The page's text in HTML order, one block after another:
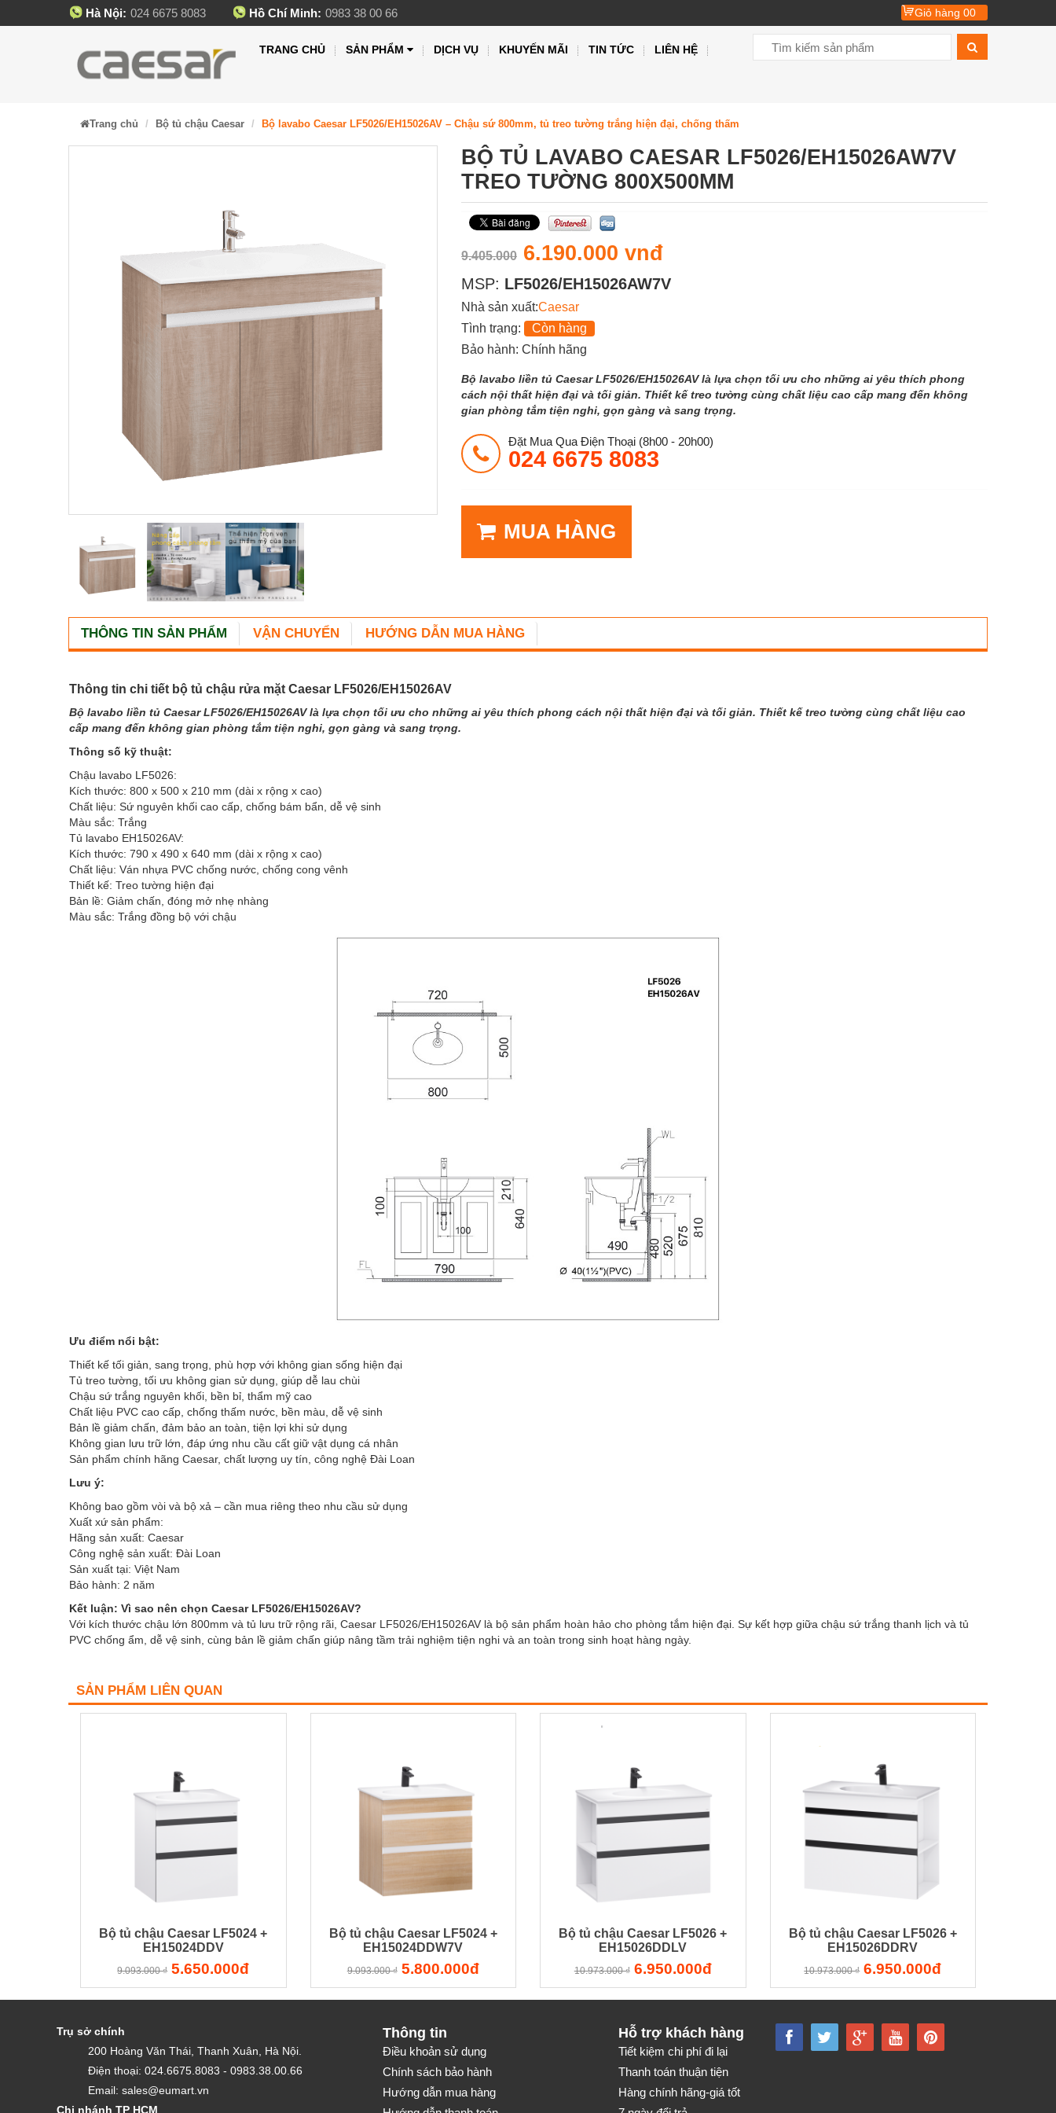
Hà Nội: 024 6675 8083 Hồ Chí Minh: 0983 38 00 66 Giỏ hàng 00
TRANG CHỦ SẢN PHẨM DỊCH VỤ KHUYẾN MÃI TIN TỨC LIÊN HỆ
Trang chủ Bộ tủ chậu Caesar Bộ lavabo Caesar LF5026/EH15026AV – Chậu sứ 800mm, tủ treo tường trắng hiện đại, chống thấm
BỘ TỦ LAVABO CAESAR LF5026/EH15026AW7V
TREO TƯỜNG 800X500MM
9.405.000 6.190.000 vnđ
MSP: LF5026/EH15026AW7V
Nhà sản xuất:Caesar
Tình trạng:
Còn hàng
Bảo hành: Chính hãng
Bộ lavabo liền tủ Caesar LF5026/EH15026AV là lựa chọn tối ưu cho những ai yêu thích phong
cách nội thất hiện đại và tối giản. Thiết kế treo tường cùng chất liệu cao cấp mang đến không
gian phòng tắm tiện nghi, gọn gàng và sang trọng.
Đặt Mua Qua Điện Thoại (8h00 - 20h00)
024 6675 8083
MUA HÀNG
THÔNG TIN SẢN PHẨM VẬN CHUYỂN HƯỚNG DẪN MUA HÀNG
Thông tin chi tiết bộ tủ chậu rửa mặt Caesar LF5026/EH15026AV
Bộ lavabo liền tủ Caesar LF5026/EH15026AV là lựa chọn tối ưu cho những ai yêu thích phong cách nội thất hiện đại và tối giản. Thiết kế treo tường cùng chất liệu cao
cấp mang đến không gian phòng tắm tiện nghi, gọn gàng và sang trọng.
Thông số kỹ thuật:
Chậu lavabo LF5026:
Kích thước: 800 x 500 x 210 mm (dài x rộng x cao)
Chất liệu: Sứ nguyên khối cao cấp, chống bám bẩn, dễ vệ sinh
Màu sắc: Trắng
Tủ lavabo EH15026AV:
Kích thước: 790 x 490 x 640 mm (dài x rộng x cao)
Chất liệu: Ván nhựa PVC chống nước, chống cong vênh
Thiết kế: Treo tường hiện đại
Bản lề: Giảm chấn, đóng mở nhẹ nhàng
Màu sắc: Trắng đồng bộ với chậu
Ưu điểm nổi bật:
Thiết kế tối giản, sang trọng, phù hợp với không gian sống hiện đại
Tủ treo tường, tối ưu không gian sử dụng, giúp dễ lau chùi
Chậu sứ trắng nguyên khối, bền bỉ, thẩm mỹ cao
Chất liệu PVC cao cấp, chống thấm nước, bền màu, dễ vệ sinh
Bản lề giảm chấn, đảm bảo an toàn, tiện lợi khi sử dụng
Không gian lưu trữ lớn, đáp ứng nhu cầu cất giữ vật dụng cá nhân
Sản phẩm chính hãng Caesar, chất lượng uy tín, công nghệ Đài Loan
Lưu ý:
Không bao gồm vòi và bộ xả – cần mua riêng theo nhu cầu sử dụng
Xuất xứ sản phẩm:
Hãng sản xuất: Caesar
Công nghệ sản xuất: Đài Loan
Sản xuất tại: Việt Nam
Bảo hành: 2 năm
Kết luận: Vì sao nên chọn Caesar LF5026/EH15026AV?
Với kích thước chậu lớn 800mm và tủ lưu trữ rộng rãi, Caesar LF5026/EH15026AV là bộ sản phẩm hoàn hảo cho phòng tắm hiện đại. Sự kết hợp giữa chậu sứ trắng thanh lịch và tủ
PVC chống ẩm, dễ vệ sinh, cùng bản lề giảm chấn giúp nâng tầm trải nghiệm tiện nghi và an toàn trong sinh hoạt hàng ngày.
SẢN PHẨM LIÊN QUAN
Bộ tủ chậu Caesar LF5024 +
EH15024DDV
9.093.000 ₫ 5.650.000đ
Bộ tủ chậu Caesar LF5024 +
EH15024DDW7V
9.093.000 ₫ 5.800.000đ
Bộ tủ chậu Caesar LF5026 +
EH15026DDLV
10.973.000 ₫ 6.950.000đ
Bộ tủ chậu Caesar LF5026 +
EH15026DDRV
10.973.000 ₫ 6.950.000đ
Trụ sở chính
200 Hoàng Văn Thái, Thanh Xuân, Hà Nội.
Điện thoại: 024.6675.8083 - 0983.38.00.66
Email: sales@eumart.vn
Chi nhánh TP HCM
Thông tin
Điều khoản sử dụng
Chính sách bảo hành
Hướng dẫn mua hàng
Hỗ trợ khách hàng
Tiết kiệm chi phí đi lại
Thanh toán thuận tiện
Hàng chính hãng-giá tốt